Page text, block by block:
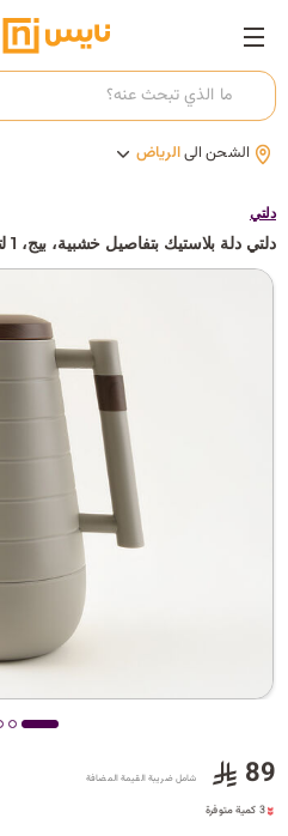
الشحن الىالرياض
دلتي
دلتي دلة بلاستيك بتفاصيل خشبية، بيج، 1 لتر
89 شامل ضريبة القيمة المضافة
3 كمية متوفرة
3 كمية متوفرة